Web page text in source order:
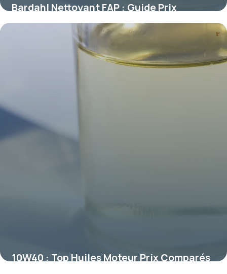
Bardahl Nettoyant FAP : Guide Prix
Efficacité
10W40 : Top Huiles Moteur Prix Comparés